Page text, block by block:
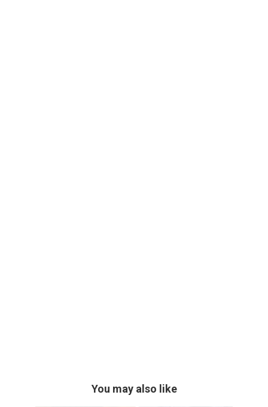
You may also like